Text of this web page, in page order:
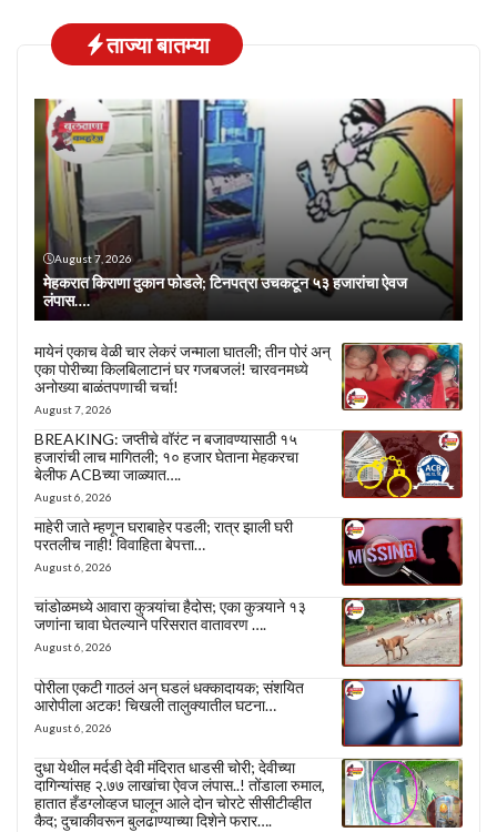
ताज्या बातम्या
August 7, 2026
मेहकरात किराणा दुकान फोडले; टिनपत्रा उचकटून ५३ हजारांचा ऐवज
लंपास….
मायेनं एकाच वेळी चार लेकरं जन्माला घातली; तीन पोरं अन्
एका पोरीच्या किलबिलाटानं घर गजबजलं! चारवनमध्ये
अनोख्या बाळंतपणाची चर्चा!
August 7, 2026
BREAKING: जप्तीचे वॉरंट न बजावण्यासाठी १५
हजारांची लाच मागितली; १० हजार घेताना मेहकरचा
बेलीफ ACBच्या जाळ्यात….
August 6, 2026
माहेरी जाते म्हणून घराबाहेर पडली; रात्र झाली घरी
परतलीच नाही! विवाहिता बेपत्ता…
August 6, 2026
चांडोळमध्ये आवारा कुत्र्यांचा हैदोस; एका कुत्र्याने १३
जणांना चावा घेतल्याने परिसरात वातावरण ….
August 6, 2026
पोरीला एकटी गाठलं अन् घडलं धक्कादायक; संशयित
आरोपीला अटक! चिखली तालुक्यातील घटना…
August 6, 2026
दुधा येथील मर्दडी देवी मंदिरात धाडसी चोरी; देवीच्या
दागिन्यांसह २.७७ लाखांचा ऐवज लंपास..! तोंडाला रुमाल,
हातात हँडग्लोव्हज घालून आले दोन चोरटे सीसीटीव्हीत
कैद; दुचाकीवरून बुलढाण्याच्या दिशेने फरार….